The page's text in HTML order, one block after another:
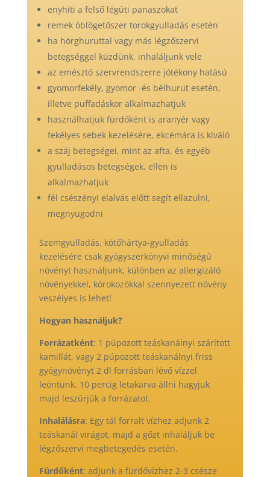
enyhíti a felső légúti panaszokat
remek öblögetőszer torokgyulladás esetén
ha hörghuruttal vagy más légzőszervi
betegséggel küzdünk, inhaláljunk vele
az emésztő szervrendszerre jótékony hatású
gyomorfekély, gyomor -és bélhurut esetén,
illetve puffadáskor alkalmazhatjuk
használhatjuk fürdőként is aranyér vagy
fekélyes sebek kezelésére, ekcémára is kiváló
a száj betegségei, mint az afta, és egyéb
gyulladásos betegségek, ellen is
alkalmazhatjuk
fél csészényi elalvás előtt segít ellazulni,
megnyugodni
Szemgyulladás, kötőhártya-gyulladás
kezelésére csak gyógyszerkönyvi minőségű
növényt használjunk, különben az allergizáló
növényekkel, kórokozókkal szennyezett növény
veszélyes is lehet!
Hogyan használjuk?
Forrázatként: 1 púpozott teáskanálnyi szárított
kamillát, vagy 2 púpozott teáskanálnyi friss
gyógynövényt 2 dl forrásban lévő vízzel
leöntünk. 10 percig letakarva állni hagyjuk
majd leszűrjük a forrázatot.
Inhalálásra: Egy tál forralt vízhez adjunk 2
teáskanál virágot, majd a gőzt inhaláljuk be
légzőszervi megbetegedés esetén.
Fürdőként: adjunk a fürdővízhez 2-3 csésze